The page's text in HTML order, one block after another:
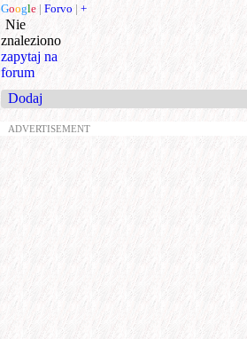
Google | Forvo | +
Nie
znaleziono
zapytaj na
forum
Dodaj
ADVERTISEMENT